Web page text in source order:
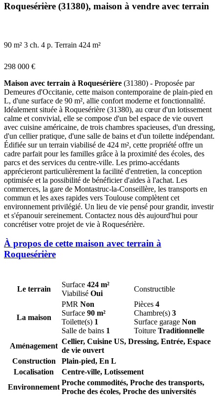
Roquesérière (31380), maison à vendre avec terrain
90 m² 3 ch. 4 p. Terrain 424 m²
298 000 €
Maison avec terrain à Roquesérière (31380) - Proposée par
Demeures d'Occitanie, cette maison contemporaine de plain-pied en
L, d'une surface de 90 m², allie confort moderne et fonctionnalité.
Idéalement située à Roquesérière (31380), au cœur d'un lotissement
calme et convivial, elle se compose d'un bel espace de vie ouvert
avec cuisine américaine, de trois chambres spacieuses, d'un dressing,
d'un cellier pratique, d'une salle de bains et d'un toilette indépendant.
Édifiée sur un terrain viabilisé de 424 m², cette propriété offre un
cadre parfait pour les familles grâce à la proximité des écoles, des
parcs et des services du centre-ville. Les primo-accédants
apprécieront particulièrement la facilité d'entretien, la conception
optimisée et la possibilité de bénéficier d'aides à l'achat. Les
commerces, la gare de Montastruc-la-Conseillère, les transports en
commun et les axes rapides vers Toulouse complètent cet
environnement privilégié. Un lieu de vie pensé pour grandir, investir
et s'épanouir sereinement. Contactez nous dès aujourd'hui pour
concrétiser votre projet de vie à Roquesérière.
À propos de cette maison avec terrain à
Roquesérière
Le terrain
Surface 424 m²
Viabilisé Oui
Constructible
La maison
PMR Non
Surface 90 m²
Toilette(s) 1
Salle de bains 1
Pièces 4
Chambre(s) 3
Surface garage Non
Toiture Traditionnelle
Aménagement
Cellier, Cuisine US, Dressing, Entrée, Espace
de vie ouvert
Construction
Plain-pied, En L
Localisation
Centre-ville, Lotissement
Environnement
Proche commodités, Proche des transports,
Proche des écoles, Proche des universités